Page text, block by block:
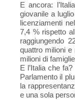
E ancora:
giovanile a
licenziamenti
7,4 % rispetto
raggiungendo
quattro milioni
milioni di
E l’Italia che
Parlamento il
la
e una sola